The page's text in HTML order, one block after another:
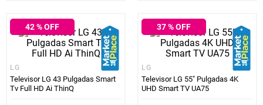
42% OFF
LG
Televisor LG 43 Pulgadas Smart
Tv Full HD Ai ThinQ
37% OFF
LG
Televisor LG 55" Pulgadas 4K
UHD Smart TV UA75